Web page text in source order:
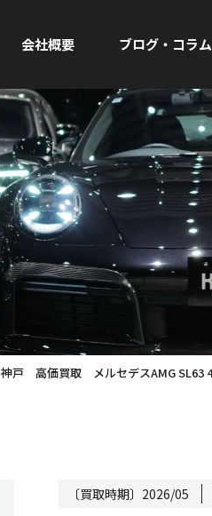
会社概要 ブログ・コラム
神戸 高価買取 メルセデスAMG SL63
〔買取時期〕 2026/05